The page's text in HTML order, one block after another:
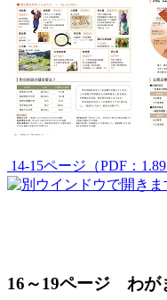
14-15ページ（PDF：
16～19ページ わが